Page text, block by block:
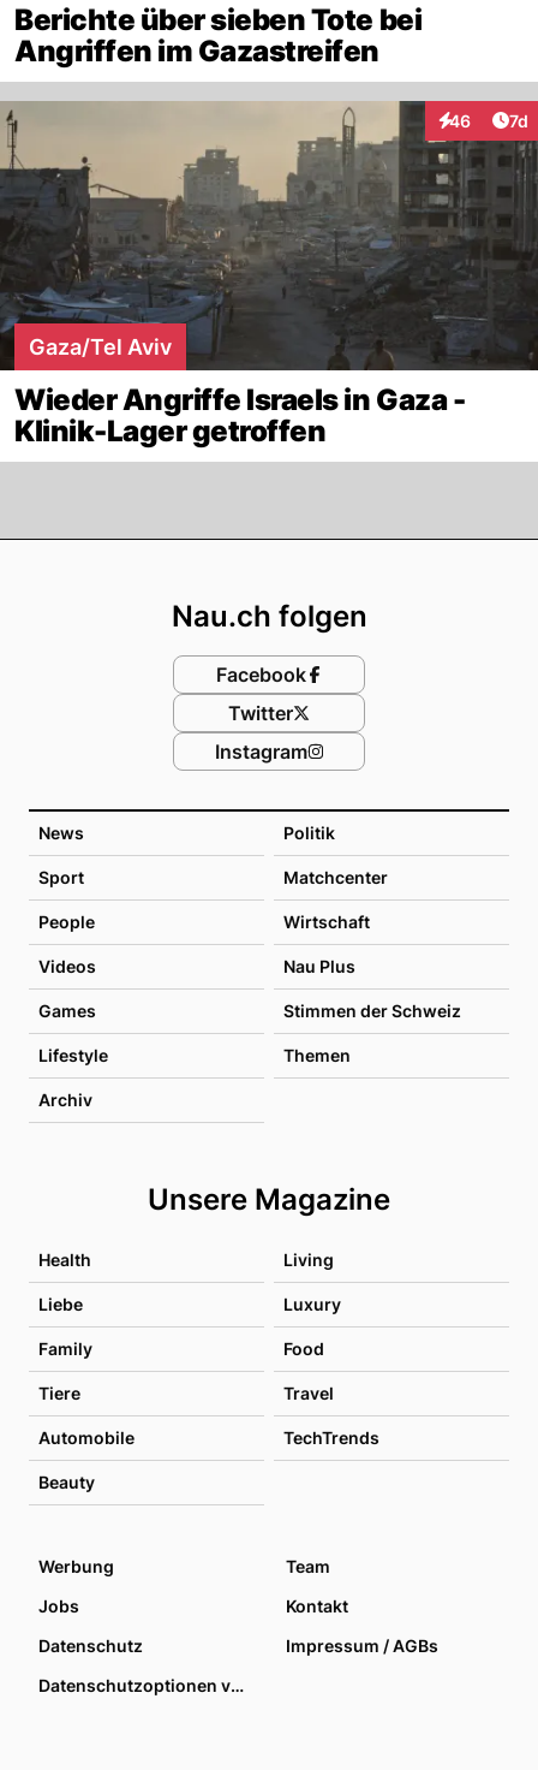
Berichte über sieben Tote bei
Angriffen im Gazastreifen
46
Interaktionen
7d
Gaza/Tel Aviv
Wieder Angriffe Israels in Gaza -
Klinik-Lager getroffen
News Politik
Sport Matchcenter
People Wirtschaft
Videos Nau Plus
Games Stimmen der Schweiz
Lifestyle Themen
Archiv
Unsere Magazine
Health Living
Liebe Luxury
Family Food
Tiere Travel
Automobile TechTrends
Beauty
Nau.ch folgen
Facebook
Twitter
Instagram
Werbung
Team
Jobs
Kontakt
Datenschutz
Impressum / AGBs
Datenschutzoptionen verwalten